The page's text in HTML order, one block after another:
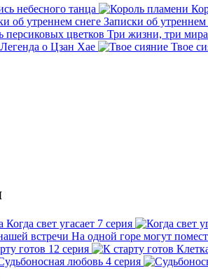
небесного танца
Записки об утреннем
Три жизни, три
Легенда о Цзан Хае Твое
Когда свет угасает 7 серия
На одной горе могут
готов 12 серия
любовь 4 серия